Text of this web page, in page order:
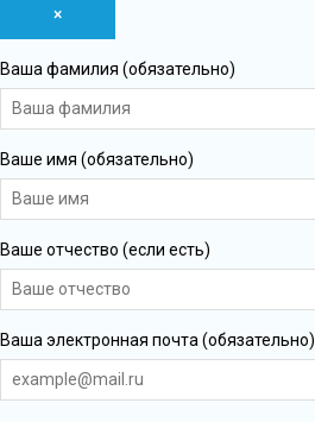
×
Ваша фамилия (обязательно)
Ваше имя (обязательно)
Ваше отчество (если есть)
Ваша электронная почта (обязательно)